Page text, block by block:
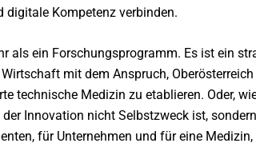
digitale Kompetenz verbinden.
als ein Forschungsprogramm. Es ist ein
mit dem Anspruch,
technische Medizin zu etablieren. Oder,
Innovation nicht Selbstzweck ist,
für Unternehmen und für eine